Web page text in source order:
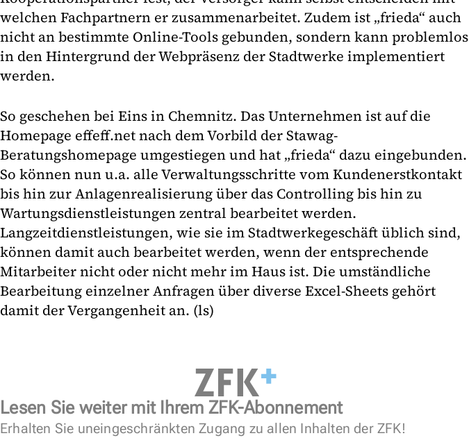
welchen Fachpartnern er zusammenarbeitet. Zudem ist „frieda“ auch
nicht an bestimmte Online-Tools gebunden, sondern kann problemlos
in den Hintergrund der Webpräsenz der Stadtwerke implementiert
werden.
So geschehen bei Eins in Chemnitz. Das Unternehmen ist auf die
Homepage effeff.net nach dem Vorbild der Stawag-
Beratungshomepage umgestiegen und hat „frieda“ dazu eingebunden.
So können nun u.a. alle Verwaltungsschritte vom Kundenerstkontakt
bis hin zur Anlagenrealisierung über das Controlling bis hin zu
Wartungsdienstleistungen zentral bearbeitet werden.
Langzeitdienstleistungen, wie sie im Stadtwerkegeschäft üblich sind,
können damit auch bearbeitet werden, wenn der entsprechende
Mitarbeiter nicht oder nicht mehr im Haus ist. Die umständliche
Bearbeitung einzelner Anfragen über diverse Excel-Sheets gehört
damit der Vergangenheit an. (ls)
Lesen Sie weiter mit Ihrem ZFK-Abonnement
Erhalten Sie uneingeschränkten Zugang zu allen Inhalten der ZFK!